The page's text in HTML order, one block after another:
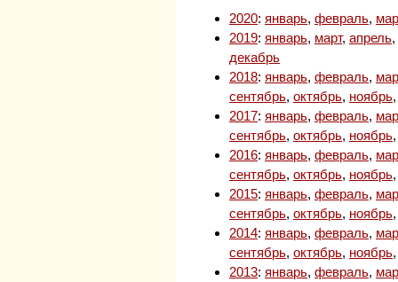
2020: январь, февраль,
2019: январь, март, апрель,
декабрь
2018: январь, февраль,
сентябрь, октябрь, ноябрь
2017: январь, февраль,
сентябрь, октябрь, ноябрь
2016: январь, февраль,
сентябрь, октябрь, ноябрь
2015: январь, февраль,
сентябрь, октябрь, ноябрь
2014: январь, февраль,
сентябрь, октябрь, ноябрь
2013: январь, февраль,